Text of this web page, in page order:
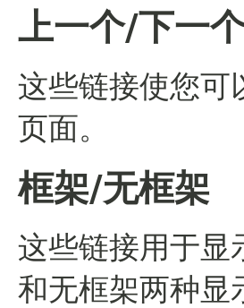
上一个/下一
这些链接使您可
页面。
框架/无框架
这些链接用于显
和无框架两种显